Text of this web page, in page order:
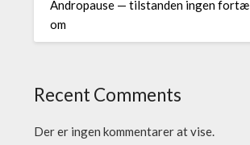
Andropause — tilstanden ingen
om
Recent Comments
Der er ingen kommentarer at vise.